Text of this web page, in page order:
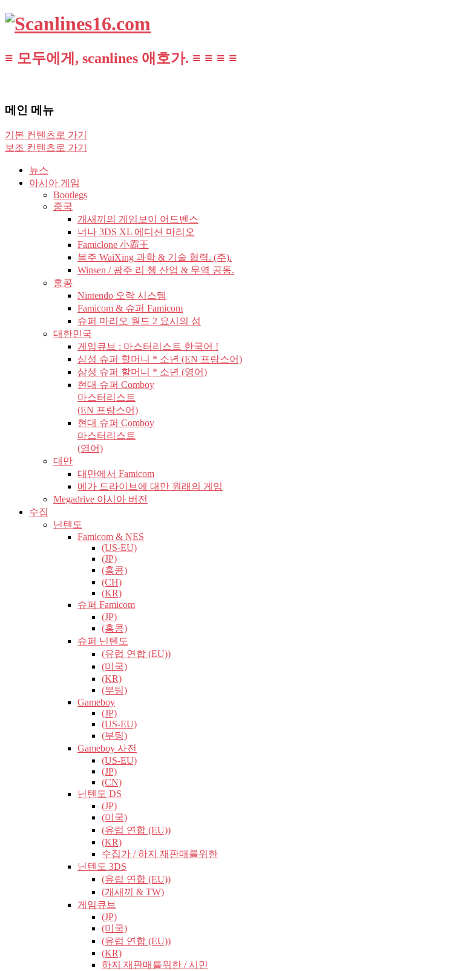
≡ 모두에게, scanlines 애호가. ≡ ≡ ≡ ≡
메인 메뉴
기본 컨텐츠로 가기
보조 컨텐츠로 가기
뉴스
아시아 게임
Bootlegs
중국
개새끼의 게임보이 어드벤스
너나 3DS XL 에디션 마리오
Famiclone 小霸王
복주 WaiXing 과학 & 기술 협력. (주).
Winsen / 광주 리 쳉 산업 & 무역 공동.
홍콩
Nintendo 오락 시스템
Famicom & 슈퍼 Famicom
슈퍼 마리오 월드 2 요시의 섬
대한민국
게임큐브 : 마스터리스트 한국어 !
삼성 슈퍼 할머니 * 소년 (EN 프랑스어)
삼성 슈퍼 할머니 * 소년 (영어)
현대 슈퍼 Comboy
마스터리스트
(EN 프랑스어)
현대 슈퍼 Comboy
마스터리스트
(영어)
대만
대만에서 Famicom
메가 드라이브에 대만 원래의 게임
Megadrive 아시아 버전
수집
닌텐도
Famicom & NES
(US-EU)
(JP)
(홍콩)
(CH)
(KR)
슈퍼 Famicom
(JP)
(홍콩)
슈퍼 닌텐도
(유럽​​ 연합 (EU))
(미국)
(KR)
(부팅)
Gameboy
(JP)
(US-EU)
(부팅)
Gameboy 사전
(US-EU)
(JP)
(CN)
닌텐도 DS
(JP)
(미국)
(유럽​​ 연합 (EU))
(KR)
수집가 / 하지 재판매를위한
닌텐도 3DS
(유럽​​ 연합 (EU))
(개새끼 & TW)
게임큐브
(JP)
(미국)
(유럽​​ 연합 (EU))
(KR)
하지 재판매를위한 / 시민